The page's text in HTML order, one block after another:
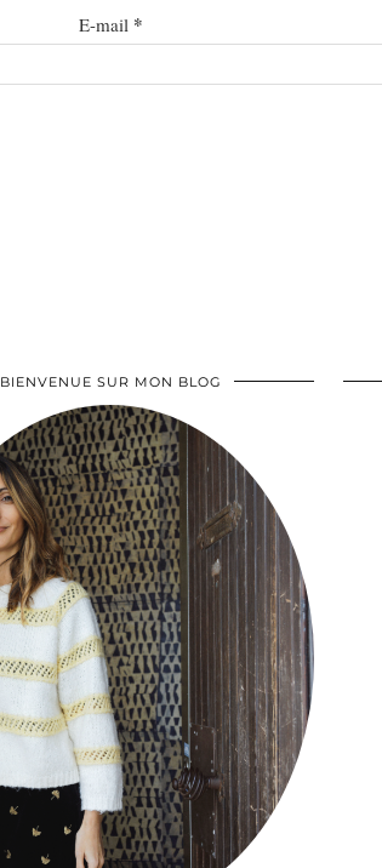
E-mail *
BIENVENUE SUR MON BLOG